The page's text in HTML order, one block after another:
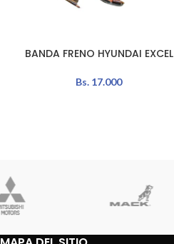
AÑADIR AL CARRITO
BANDA FRENO HYUNDAI EXCEL
Bs. 17.000